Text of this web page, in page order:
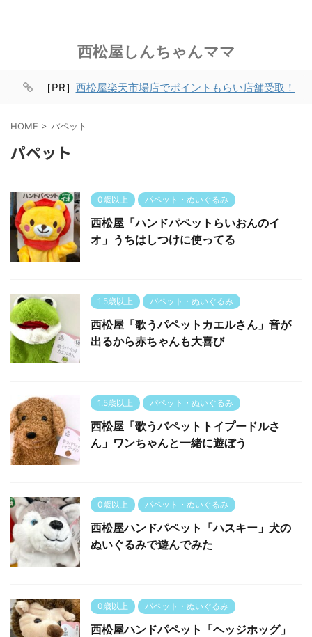
西松屋しんちゃんママ
［PR］ 西松屋楽天市場店でポイントもらい店舗受取！
HOME > パペット
パペット
0歳以上 パペット・ぬいぐるみ
西松屋「ハンドパペットらいおんのイ
オ」うちはしつけに使ってる
1.5歳以上 パペット・ぬいぐるみ
西松屋「歌うパペットカエルさん」音が
出るから赤ちゃんも大喜び
1.5歳以上 パペット・ぬいぐるみ
西松屋「歌うパペットトイプードルさ
ん」ワンちゃんと一緒に遊ぼう
0歳以上 パペット・ぬいぐるみ
西松屋ハンドパペット「ハスキー」犬の
ぬいぐるみで遊んでみた
0歳以上 パペット・ぬいぐるみ
西松屋ハンドパペット「ヘッジホッグ」